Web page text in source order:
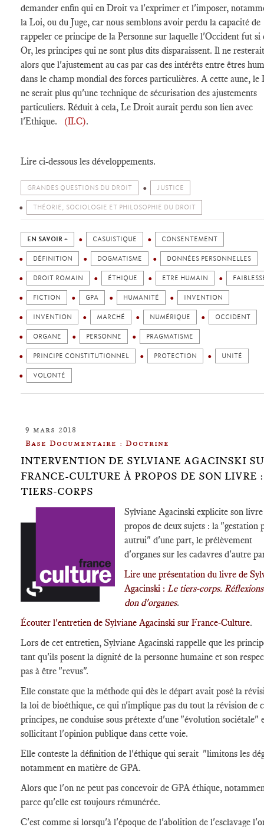
demander enfin qui en Droit va l'exprimer et l'imposer,
la Loi, ou du Juge, car nous semblons avoir perdu la capacité de
rappeler ce principe de la Personne sur laquelle l'Occident fut si
Or, les principes qui ne sont plus dits disparaissent. Il ne
alors que l'ajustement au cas par cas des intérêts entre êtres
dans le champ mondial des forces particulières. A cette aune,
ne serait plus qu'une technique de sécurisation des ajustements
particuliers. Réduit à cela, Le Droit aurait perdu son lien avec
l'Ethique.
(II.C).
Lire ci-dessous les développements.
GRANDES QUESTIONS DU DROIT JUSTICE
THÉORIE, SOCIOLOGIE ET PHILOSOPHIE DU DROIT
EN SAVOIR + CASUISTIQUE CONSENTEMENT
DÉFINITION DOGMATISME DONNÉES PERSONNELLES
DROIT ROMAIN ÉTHIQUE ETRE HUMAIN
FICTION GPA HUMANITÉ INVENTION
INVENTION MARCHÉ NUMÉRIQUE OCCIDENT
ORGANE PERSONNE PRAGMATISME
PRINCIPE CONSTITUTIONNEL PROTECTION UNITÉ
VOLONTÉ
9 mars 2018
Base Documentaire : Doctrine
INTERVENTION DE SYLVIANE AGACINSKI
FRANCE-CULTURE À PROPOS DE SON LIVRE
TIERS-CORPS
Sylviane Agacinski explicite son
propos de deux sujets : la "gestation
autrui" d'une part, le prélèvement
d'organes sur les cadavres d'autre
Lire une présentation du livre de
Agacinski : Le tiers-corps.
don d'organes.
Écouter l'entretien de Sylviane Agacinski sur France-Culture.
Lors de cet entretien, Sylviane Agacinski rappelle que les
tant qu'ils posent la dignité de la personne humaine et son
pas à être "revus".
Elle constate que la méthode qui dès le départ avait posé la
la loi de bioéthique, ce qui n'implique pas du tout la révision de
principes, ne conduise sous prétexte d'une "évolution sociétale"
sollicitant l'opinion publique dans cette voie.
Elle conteste la définition de l'éthique qui serait "limitons les
notamment en matière de GPA.
Alors que l'on ne peut pas concevoir de GPA éthique,
parce qu'elle est toujours rémunérée.
C'est comme si lorsqu'à l'époque de l'abolition de l'esclavage